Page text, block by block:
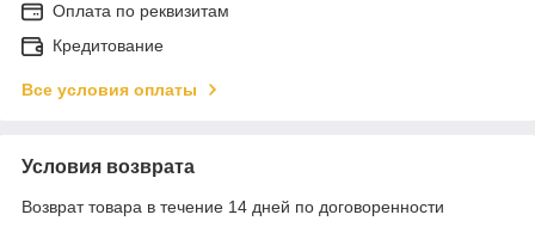
Оплата по реквизитам
Кредитование
Все условия оплаты
Условия возврата
Возврат товара в течение 14 дней по договоренности